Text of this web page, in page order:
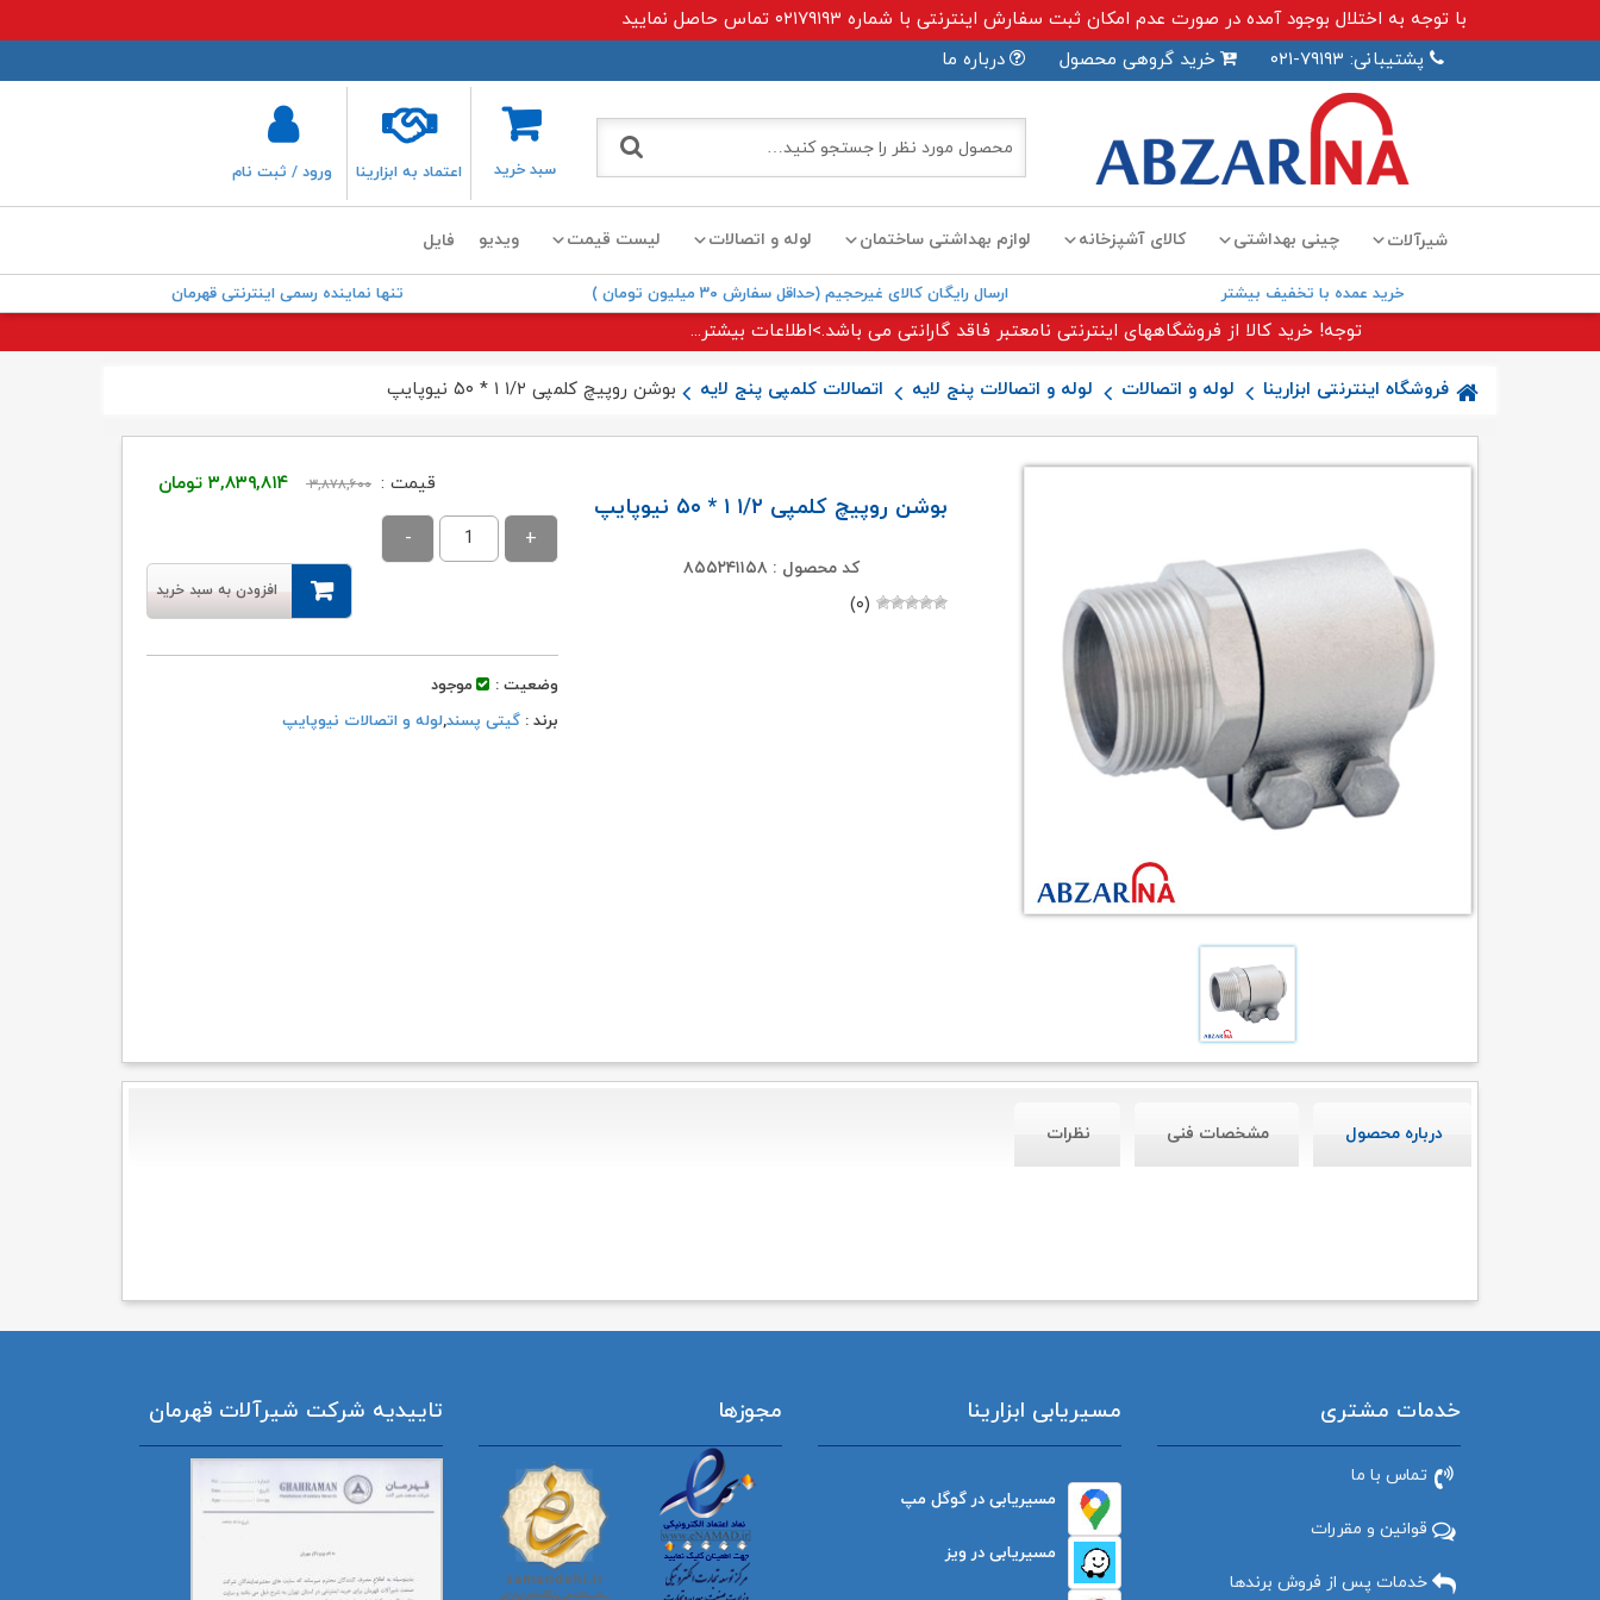
با توجه به اختلال بوجود آمده در صورت عدم امکان ثبت سفارش اینترنتی با شماره ۰۲۱۷۹۱۹۳ تماس حاصل نمایید
پشتیبانی: ۷۹۱۹۳-۰۲۱
خرید گروهی محصول درباره ما
سبد خرید اعتماد به ابزارینا ورود / ثبت نام
شیرآلات چینی بهداشتی کالای آشپزخانه لوازم بهداشتی ساختمان لوله و اتصالات لیست قیمت ویدیو فایل
خرید عمده با تخفیف بیشتر ارسال رایگان کالای غیرحجیم (حداقل سفارش ۳۰ میلیون تومان ) تنها نماینده رسمی اینترنتی قهرمان
توجه! خرید کالا از فروشگاههای اینترنتی نامعتبر فاقد گارانتی می باشد.>اطلاعات بیشتر...
فروشگاه اینترنتی ابزارینا لوله و اتصالات لوله و اتصالات پنج لایه اتصالات کلمپی پنج لایه بوشن روپیچ کلمپی ۱/۲ ۱ * ۵۰ نیوپایپ
بوشن روپیچ کلمپی ۱/۲ ۱ * ۵۰ نیوپایپ
کد محصول : ۸۵۵۲۴۱۱۵۸
(۰)
قیمت : ۳,۸۷۸,۶۰۰
قیمت
بود.
۳,۸۳۹,۸۱۴ تومان
افزودن به سبد خرید
وضعیت :
موجود
برند : گیتی پسند,لوله و اتصالات نیوپایپ
درباره محصول مشخصات فنی نظرات
خدمات مشتری
تماس با ما
قوانین و مقررات
خدمات پس از فروش برندها
مسیریابی ابزارینا
مسیریابی در گوگل مپ
مسیریابی در ویز
مجوزها تاییدیه شرکت شیرآلات قهرمان